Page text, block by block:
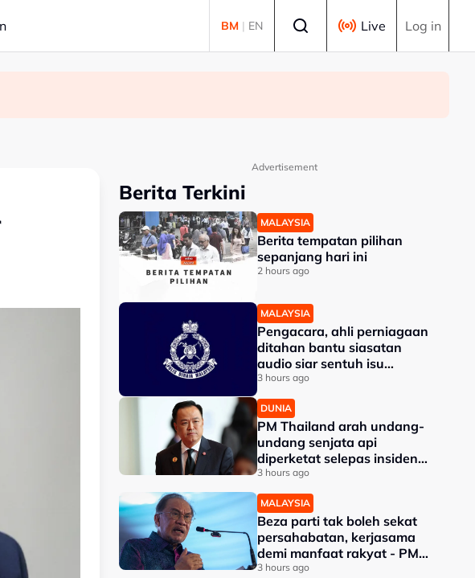
BM | EN Live Log in
Advertisement
Berita Terkini
MALAYSIA
Berita tempatan pilihan
sepanjang hari ini
2 hours ago
MALAYSIA
Pengacara, ahli perniagaan
ditahan bantu siasatan
audio siar sentuh isu
sensitiviti agama
3 hours ago
DUNIA
PM Thailand arah undang-
undang senjata api
diperketat selepas insiden
tembakan di sekolah
3 hours ago
MALAYSIA
Beza parti tak boleh sekat
persahabatan, kerjasama
demi manfaat rakyat - PM
Anwar
3 hours ago